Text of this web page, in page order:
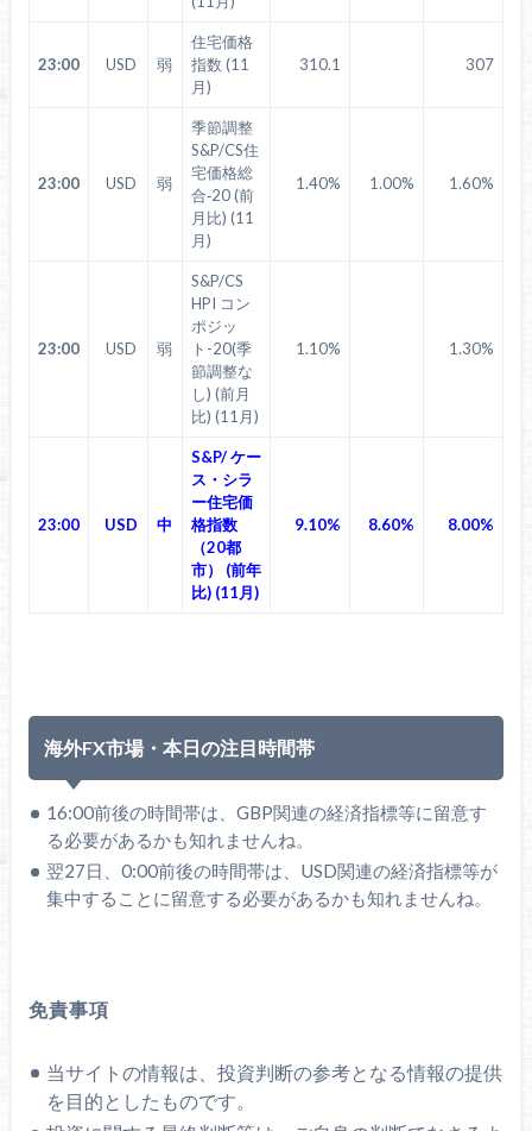
23:00 USD 弱
住宅価格
指数 (11
月)
310.1 307
23:00 USD 弱
季節調整
S&P/CS住
宅価格総
合‐20 (前
月比) (11
月)
1.40% 1.00% 1.60%
23:00 USD 弱
S&P/CS
HPI コン
ポジッ
ト-20(季
節調整な
し) (前月
比) (11月)
1.10% 1.30%
23:00 USD 中
S&P/ ケー
ス・シラ
ー住宅価
格指数
（20都
市） (前年
比) (11月)
9.10% 8.60% 8.00%
海外FX市場・本日の注目時間帯
16:00前後の時間帯は、GBP関連の経済指標等に留意す
る必要があるかも知れませんね。
翌27日、0:00前後の時間帯は、USD関連の経済指標等が
集中することに留意する必要があるかも知れませんね。
免責事項
当サイトの情報は、投資判断の参考となる情報の提供
を目的としたものです。